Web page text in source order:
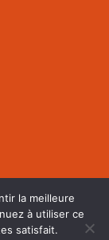
la meilleure
à utiliser ce
satisfait.